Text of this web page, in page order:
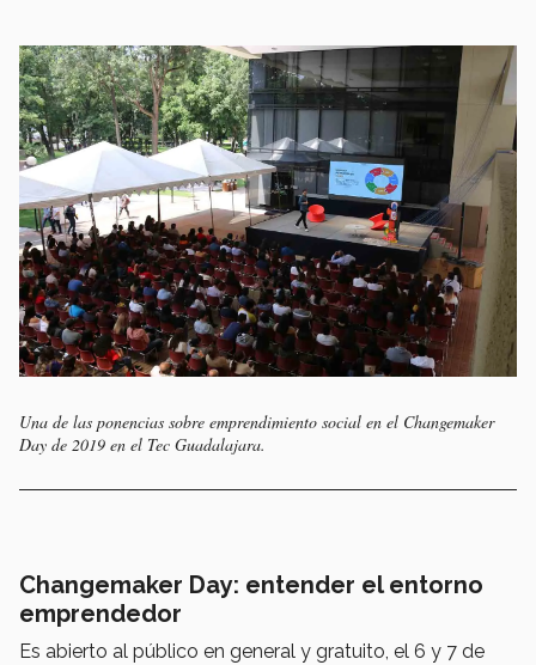
Una de las ponencias sobre emprendimiento social en el Changemaker
Day de 2019 en el Tec Guadalajara.
Changemaker Day: entender el entorno
emprendedor
Es abierto al público en general y gratuito, el 6 y 7 de